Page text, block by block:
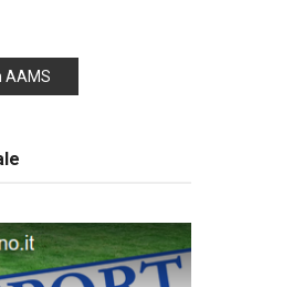
AAMS